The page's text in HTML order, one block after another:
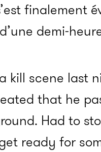
finalement
demi-
kill scene last
that he
Had to
ready for